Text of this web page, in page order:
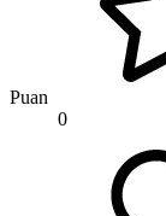
Puan
0